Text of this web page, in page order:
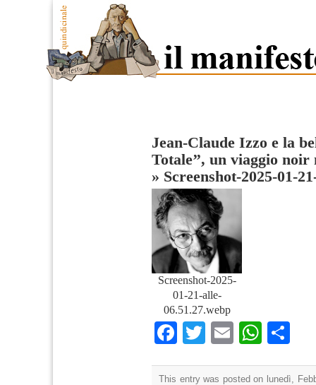
Jean-Claude Izzo e la
Totale’’, un viaggio
» Screenshot-2025-01-
Screenshot-2025-
01-21-alle-
06.51.27.webp
Facebook
TwitterEmail
This entry was posted on lunedì,